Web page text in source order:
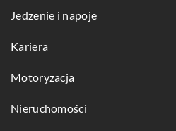
Jedzenie i napoje
Kariera
Motoryzacja
Nieruchomości